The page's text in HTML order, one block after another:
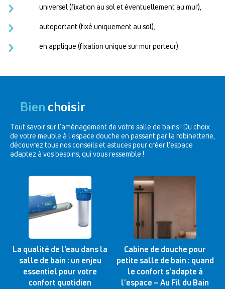
universel (fixation au sol et éventuellement au mur),
autoportant (fixé uniquement au sol),
en applique (fixation unique sur mur porteur).
Bien choisir
Tout savoir sur l'aménagement de votre salle de bains ! Du choix
de votre meuble à l'espace douche en passant par la robinetterie,
découvrez tous nos conseils et astuces pour créer l'espace
adaptez à vos besoins, qui vous ressemble !
La qualité de l’eau dans la
salle de bain : un enjeu
essentiel pour votre
confort quotidien
Cabine de douche pour
petite salle de bain : quand
le confort s'adapte à
l'espace – Au Fil du Bain